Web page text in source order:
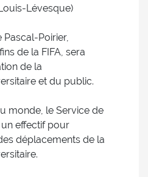
Lévesque)
Pascal-Poirier,
de la FIFA, sera
de la
et du public.
monde, le Service de
effectif pour
déplacements de la